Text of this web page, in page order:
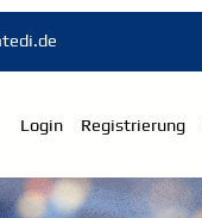
Login Registrierung